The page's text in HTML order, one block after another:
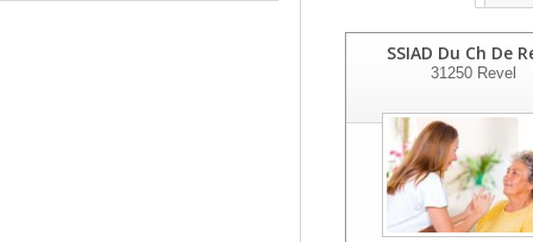
SSIAD Du Ch De
31250Revel